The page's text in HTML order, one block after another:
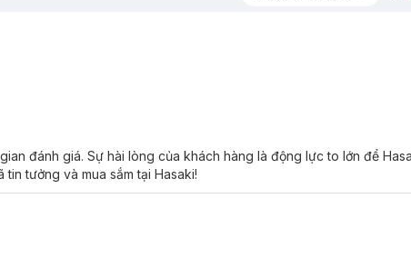
đánh giá. Sự hài lòng của khách hàng là động lực to lớn để
tưởng và mua sắm tại Hasaki!